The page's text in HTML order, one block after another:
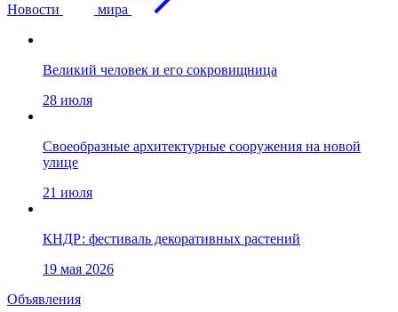
Новости мира
Великий человек и его сокровищница
28 июля
Своеобразные архитектурные сооружения на новой
улице
21 июля
КНДР: фестиваль декоративных растений
19 мая 2026
Объявления